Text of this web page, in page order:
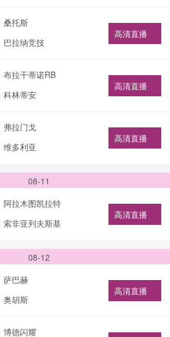
桑托斯
巴拉纳竞技
高清直播
布拉干蒂诺RB
科林蒂安
高清直播
弗拉门戈
维多利亚
高清直播
08-11
阿拉木图凯拉特
索非亚列夫斯基
高清直播
08-12
萨巴赫
奥胡斯
高清直播
博德闪耀